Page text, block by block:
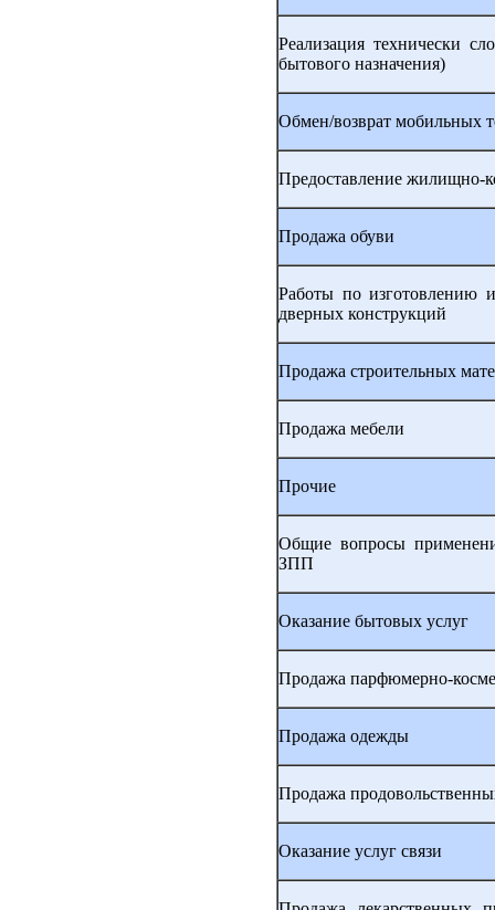
Реализация технически
бытового назначения)
Обмен/возврат мобильных
Предоставление жилищно-
Продажа обуви
Работы по изготовлению
дверных конструкций
Продажа строительных
Продажа мебели
Прочие
Общие вопросы
ЗПП
Оказание бытовых услуг
Продажа парфюмерно-
Продажа одежды
Продажа
Оказание услуг связи